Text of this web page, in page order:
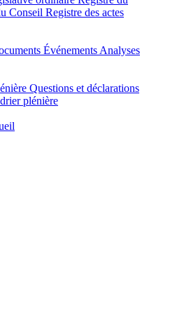
Conseil Registre des actes
Événements Analyses
Questions et déclarations
plénière